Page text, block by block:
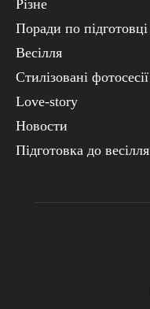
Різне
Поради по підготовці
Весілля
Стилізовані фотосесії
Love-story
Новости
Підготовка до весілля